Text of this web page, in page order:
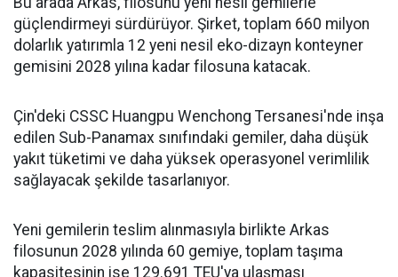
güçlendirmeyi sürdürüyor. Şirket, toplam 660 milyon
dolarlık yatırımla 12 yeni nesil eko-dizayn konteyner
gemisini 2028 yılına kadar filosuna katacak.
Çin'deki CSSC Huangpu Wenchong Tersanesi'nde inşa
edilen Sub-Panamax sınıfındaki gemiler, daha düşük
yakıt tüketimi ve daha yüksek operasyonel verimlilik
sağlayacak şekilde tasarlanıyor.
Yeni gemilerin teslim alınmasıyla birlikte Arkas
filosunun 2028 yılında 60 gemiye, toplam taşıma
kapasitesinin ise 129.691 TEU'ya ulaşması